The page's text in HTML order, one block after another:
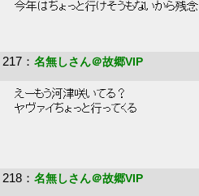
今年はちょっと行けそうもないから残念
217 ： 名無しさん＠故郷VIP
えーもう河津咲いてる？
ヤヴァイちょっと行ってくる
218 ： 名無しさん＠故郷VIP